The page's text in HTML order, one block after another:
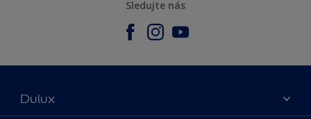
Sledujte nás
Dulux